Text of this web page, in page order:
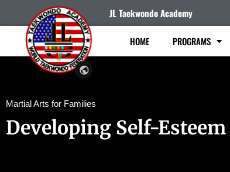
JL Taekwondo Academy
HOME PROGRAMS
Martial Arts for Families
Developing Self-